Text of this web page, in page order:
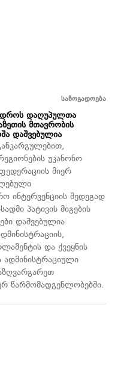
საზოგადოება
დაღუპულთა
მთავრობის
დაშვებულია
უკანონო
მიერ
ინტერვენციის შედეგად
პატივის მიგების
დაშვებულია
და ქვეყნის
ადმინისტრაციული
წარმომადგენლობებში.